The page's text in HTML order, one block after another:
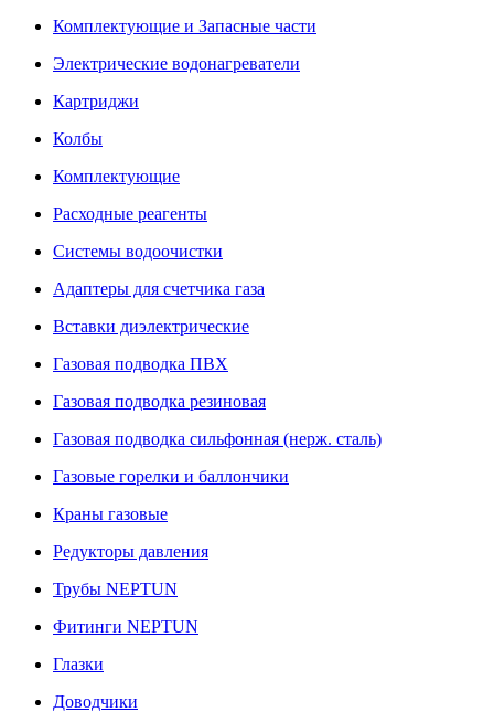
Комплектующие и Запасные части
Электрические водонагреватели
Картриджи
Колбы
Комплектующие
Расходные реагенты
Системы водоочистки
Адаптеры для счетчика газа
Вставки диэлектрические
Газовая подводка ПВХ
Газовая подводка резиновая
Газовая подводка сильфонная (нерж. сталь)
Газовые горелки и баллончики
Краны газовые
Редукторы давления
Трубы NEPTUN
Фитинги NEPTUN
Глазки
Доводчики